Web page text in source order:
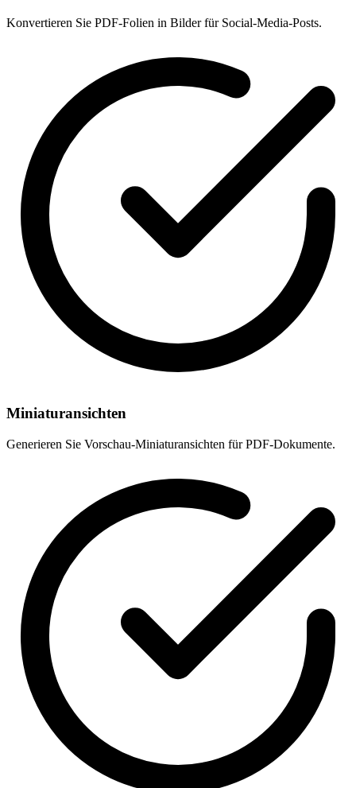
Konvertieren Sie PDF-Folien in Bilder für Social-Media-Posts.
Miniaturansichten
Generieren Sie Vorschau-Miniaturansichten für PDF-Dokumente.